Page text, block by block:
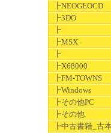
┣NEOGEOCD
┣3DO
┣
┣MSX
┣
┣X68000
┣FM-TOWNS
┣Windows
┣その他PC
┣その他
┣中古書籍_古